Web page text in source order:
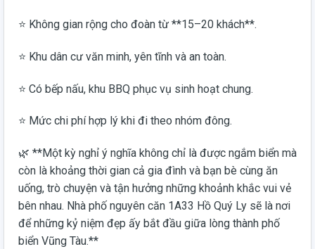
⭐ Không gian rộng cho đoàn từ **15–20 khách**.
⭐ Khu dân cư văn minh, yên tĩnh và an toàn.
⭐ Có bếp nấu, khu BBQ phục vụ sinh hoạt chung.
⭐ Mức chi phí hợp lý khi đi theo nhóm đông.
🌿 **Một kỳ nghỉ ý nghĩa không chỉ là được ngắm biển mà
còn là khoảng thời gian cả gia đình và bạn bè cùng ăn
uống, trò chuyện và tận hưởng những khoảnh khắc vui vẻ
bên nhau. Nhà phố nguyên căn 1A33 Hồ Quý Ly sẽ là nơi
để những kỷ niệm đẹp ấy bắt đầu giữa lòng thành phố
biển Vũng Tàu.**